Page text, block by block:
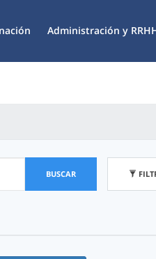
Administración y
BUSCAR